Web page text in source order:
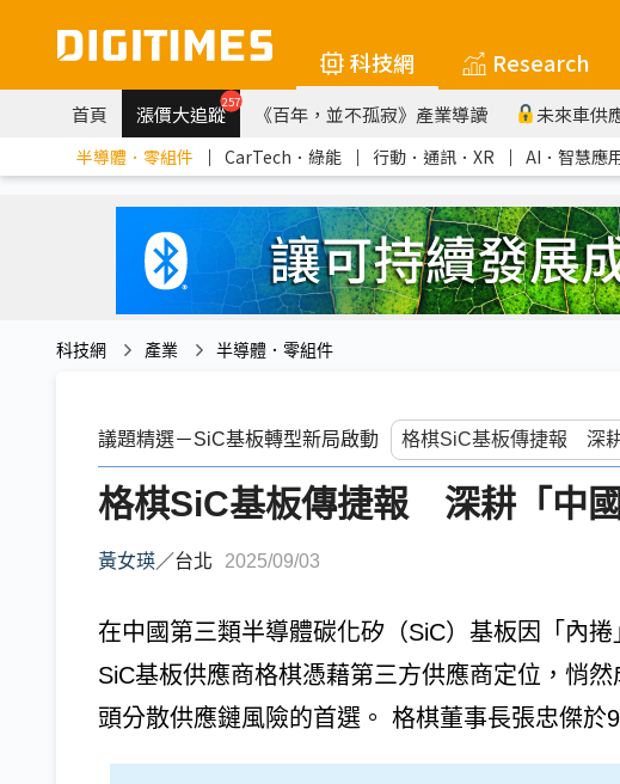
科技網 Research
首頁 漲價大追蹤257 《百年，並不孤寂》產業導讀 未來車供
半導體．零組件 ｜ CarTech．綠能 ｜ 行動．通訊．XR ｜ AI．智慧應
科技網 產業 半導體．零組件
議題精選－SiC基板轉型新局啟動
格棋SiC基板傳捷報 深耕「中
黃女瑛／台北 2025/09/03
在中國第三類半導體碳化矽（SiC）基板因「內
SiC基板供應商格棋憑藉第三方供應商定位，悄
頭分散供應鏈風險的首選。 格棋董事長張忠傑於